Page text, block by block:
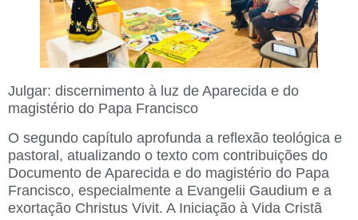
Julgar: discernimento à luz de Aparecida e do
magistério do Papa Francisco
O segundo capítulo aprofunda a reflexão teológica e
pastoral, atualizando o texto com contribuições do
Documento de Aparecida e do magistério do Papa
Francisco, especialmente a Evangelii Gaudium e a
exortação Christus Vivit. A Iniciação à Vida Cristã